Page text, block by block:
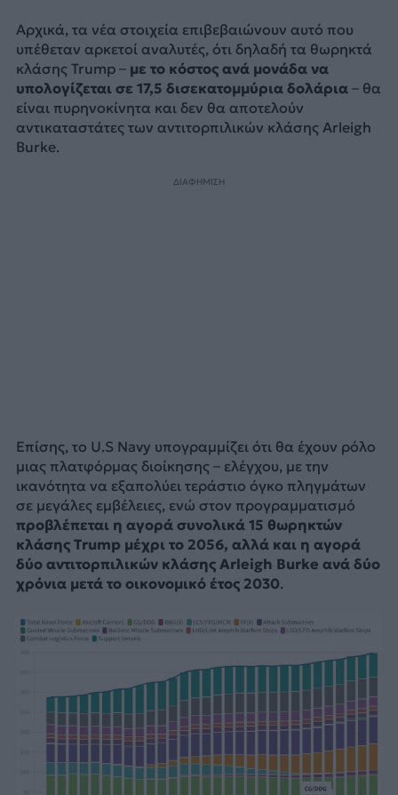
Αρχικά, τα νέα στοιχεία επιβεβαιώνουν αυτό που
υπέθεταν αρκετοί αναλυτές, ότι δηλαδή τα θωρηκτά
κλάσης Trump –με το κόστος ανά μονάδα να
υπολογίζεται σε 17,5 δισεκατομμύρια δολάρια– θα
είναι πυρηνοκίνητα και δεν θα αποτελούν
αντικαταστάτες των αντιτορπιλικών κλάσης Arleigh
Burke.
ΔΙΑΦΗΜΙΣΗ
Επίσης, το U.S Navy υπογραμμίζει ότι θα έχουν ρόλο
μιας πλατφόρμας διοίκησης – ελέγχου, με την
ικανότητα να εξαπολύει τεράστιο όγκο πληγμάτων
σε μεγάλες εμβέλειες, ενώ στον προγραμματισμό
προβλέπεται η αγορά συνολικά 15 θωρηκτών
κλάσης Trump μέχρι το 2056, αλλά και η αγορά
δύο αντιτορπιλικών κλάσης Arleigh Burke ανά δύο
χρόνια μετά το οικονομικό έτος 2030.